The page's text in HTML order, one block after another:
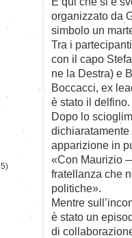
organizzato da
simbolo un
Tra i
con il capo
ne la Destra) e
Boccacci, ex
è stato il delfino.
Dopo lo
dichiaratamente
apparizione in
«Con Maurizio
fratellanza che
politiche».
Mentre
è stato un
di